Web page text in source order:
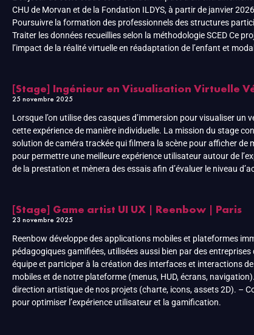
CHU de Morvan et de la Fondation ILDYS, à partir de janvier
Poursuivre la formation des professionnels des structures
Traiter les données recueillies selon la méthodologie SCED Ce
l’impact de la réalité virtuelle en réadaptation de l’enfant et
[Stage] Ingénieur en Visualisation Virtuelle
25 novembre 2025
Lorsque l’on utilise des casques d’immersion pour visualiser
cette expérience de manière individuelle. La mission du stage
solution de caméra trackée qui filmera la scène pour afficher de
pour permettre une meilleure expérience utilisateur autour de
de la prestation et mènera des essais afin d’évaluer le niveau
[Stage] Game artist UI UX | Reenbow | Paris
23 novembre 2025
Reenbow développe des applications mobiles et plateformes
pédagogiques gamifiées, utilisées aussi bien par des
équipe et participer à la création des interfaces et interactions
mobiles et de notre plateforme (menus, HUD, écrans,
direction artistique de nos projets (charte, icons, assets 2D). –
pour optimiser l’expérience utilisateur et la gamification.